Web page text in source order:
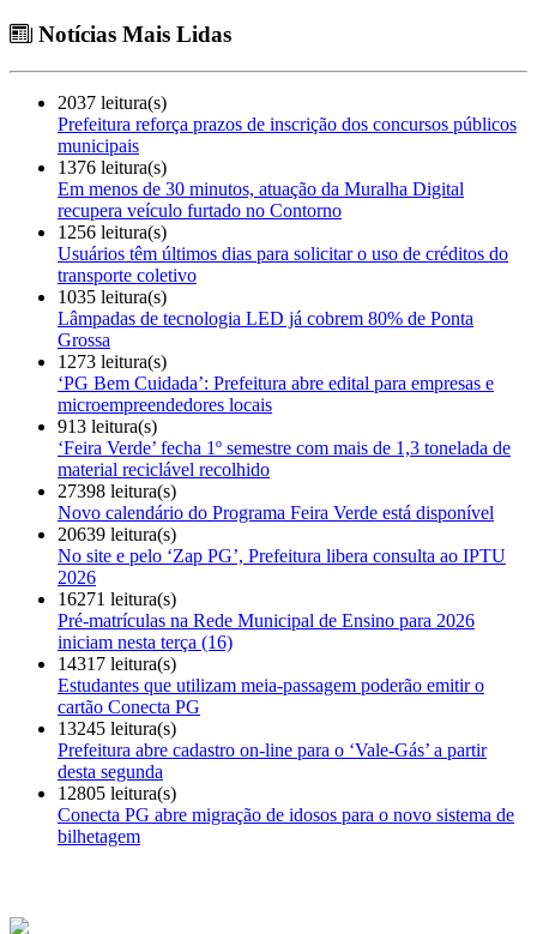
Notícias Mais Lidas
2037 leitura(s)
Prefeitura reforça prazos de inscrição dos concursos públicos
municipais
1376 leitura(s)
Em menos de 30 minutos, atuação da Muralha Digital
recupera veículo furtado no Contorno
1256 leitura(s)
Usuários têm últimos dias para solicitar o uso de créditos do
transporte coletivo
1035 leitura(s)
Lâmpadas de tecnologia LED já cobrem 80% de Ponta
Grossa
1273 leitura(s)
‘PG Bem Cuidada’: Prefeitura abre edital para empresas e
microempreendedores locais
913 leitura(s)
‘Feira Verde’ fecha 1º semestre com mais de 1,3 tonelada de
material reciclável recolhido
27398 leitura(s)
Novo calendário do Programa Feira Verde está disponível
20639 leitura(s)
No site e pelo ‘Zap PG’, Prefeitura libera consulta ao IPTU
2026
16271 leitura(s)
Pré-matrículas na Rede Municipal de Ensino para 2026
iniciam nesta terça (16)
14317 leitura(s)
Estudantes que utilizam meia-passagem poderão emitir o
cartão Conecta PG
13245 leitura(s)
Prefeitura abre cadastro on-line para o ‘Vale-Gás’ a partir
desta segunda
12805 leitura(s)
Conecta PG abre migração de idosos para o novo sistema de
bilhetagem